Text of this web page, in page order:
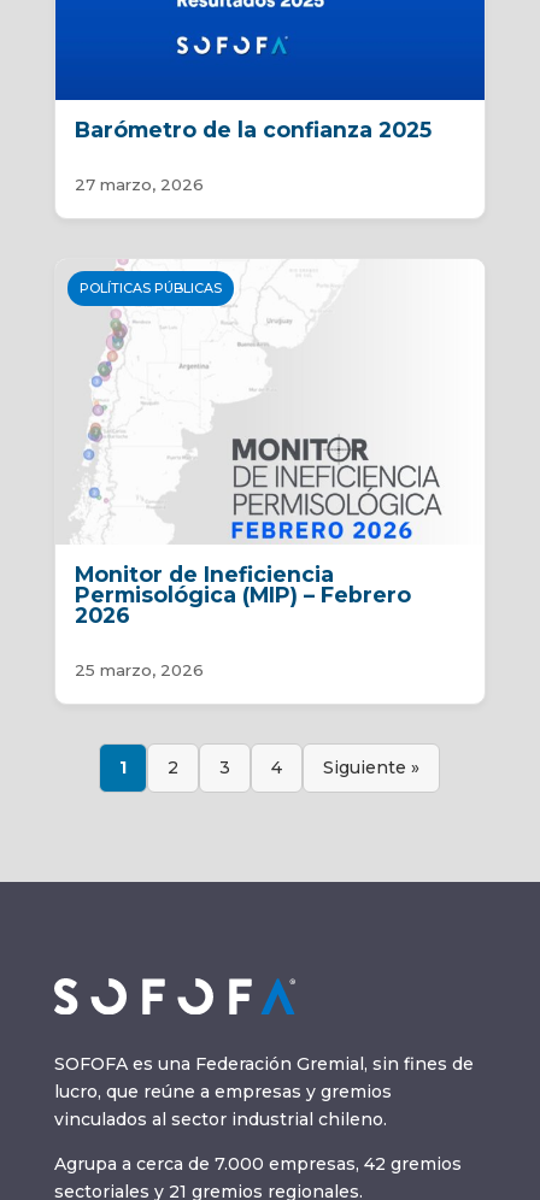
Barómetro de la confianza 2025
27 marzo, 2026
POLÍTICAS PÚBLICAS
Monitor de Ineficiencia
Permisológica (MIP) – Febrero
2026
25 marzo, 2026
1 2 3 4 Siguiente »
SOFOFA es una Federación Gremial, sin fines de
lucro, que reúne a empresas y gremios
vinculados al sector industrial chileno.
Agrupa a cerca de 7.000 empresas, 42 gremios
sectoriales y 21 gremios regionales.